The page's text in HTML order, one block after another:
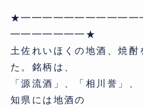
━━━━━━━★
土佐れいほくの地酒、焼酎
た。銘柄は、
「源流酒」、「相川誉」
知県には地酒の